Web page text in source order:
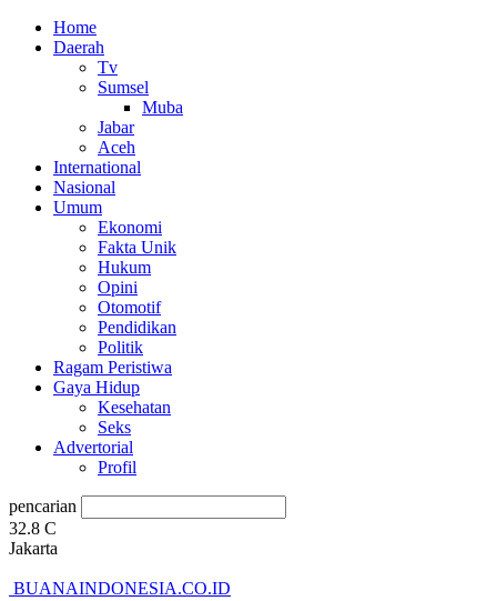
Home
Daerah
Tv
Sumsel
Muba
Jabar
Aceh
International
Nasional
Umum
Ekonomi
Fakta Unik
Hukum
Opini
Otomotif
Pendidikan
Politik
Ragam Peristiwa
Gaya Hidup
Kesehatan
Seks
Advertorial
Profil
pencarian
32.8 C
Jakarta
BUANAINDONESIA.CO.ID